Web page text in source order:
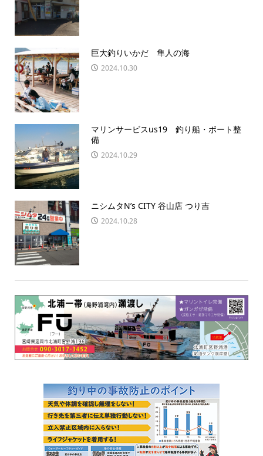
巨大釣りいかだ 隼人の海
2024.10.30
マリンサービスus19 釣り船・ボート整
備
2024.10.29
ニシムタN’s CITY 谷山店 つり吉
2024.10.28